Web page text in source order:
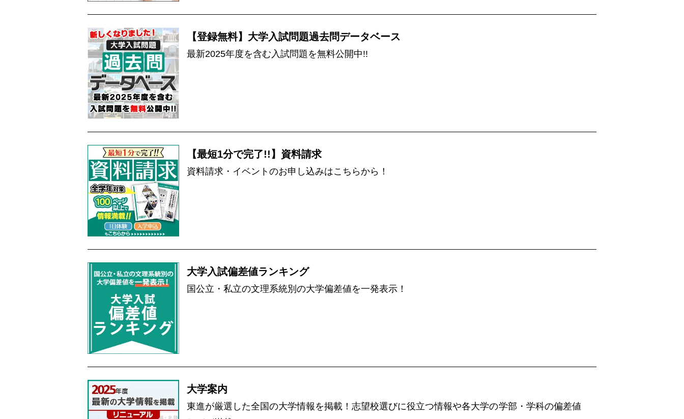
【登録無料】大学入試問題過去問データベース
最新2025年度を含む入試問題を無料公開中!!
【最短1分で完了!!】資料請求
資料請求・イベントのお申し込みはこちらから！
大学入試偏差値ランキング
国公立・私立の文理系統別の大学偏差値を一発表示！
大学案内
東進が厳選した全国の大学情報を掲載！志望校選びに役立つ情報や各大学の学部・学科の偏差値